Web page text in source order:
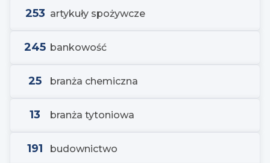
253 artykuły spożywcze
245 bankowość
25 branża chemiczna
13 branża tytoniowa
191 budownictwo